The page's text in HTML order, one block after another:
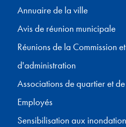
Annuaire de la ville
Avis de réunion municipale
Réunions de la Commission
d'administration
Associations de quartier et
Employés
Sensibilisation aux